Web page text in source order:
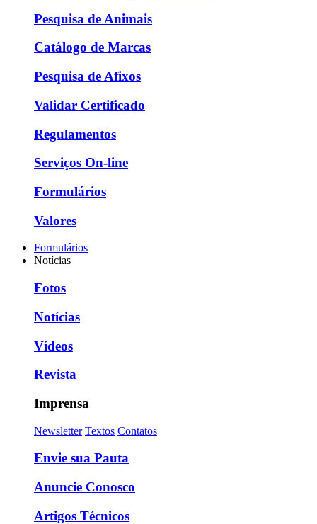
Pesquisa de Animais
Catálogo de Marcas
Pesquisa de Afixos
Validar Certificado
Regulamentos
Serviços On-line
Formulários
Valores
Formulários
Notícias
Fotos
Notícias
Vídeos
Revista
Imprensa
Newsletter Textos Contatos
Envie sua Pauta
Anuncie Conosco
Artigos Técnicos